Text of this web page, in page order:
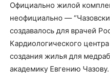
Официально жилой
неофициально —
создавалось для врачей
Кардиологического
создания жилья для
академику Евгению